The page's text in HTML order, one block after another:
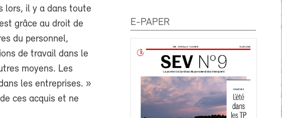
lors, il y a dans toute
grâce au droit de
du personnel,
de travail dans le
moyens. Les
les entreprises. »
ces acquis et ne
E-PAPER